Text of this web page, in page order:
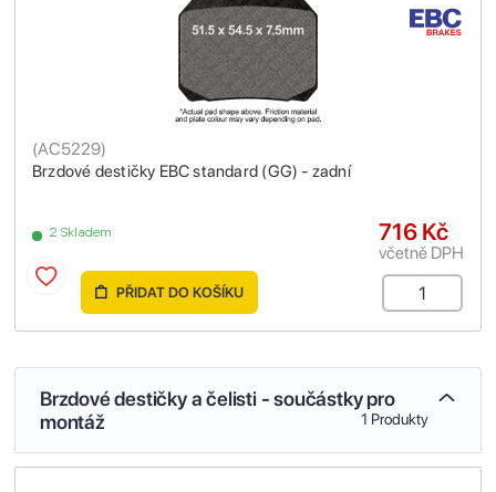
Brzdové destičky EBC standard (GG) - zadní
(AC5229)
2 Skladem 716 Kč
včetně DPH
PŘIDAT DO KOŠÍKU
Brzdové destičky a čelisti - součástky pro
montáž
1 Produkty